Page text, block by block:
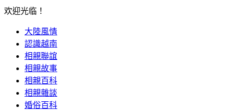
欢迎光临！
大陸風情
認識越南
相親聯誼
相親故事
相親百科
相親雜談
婚俗百科